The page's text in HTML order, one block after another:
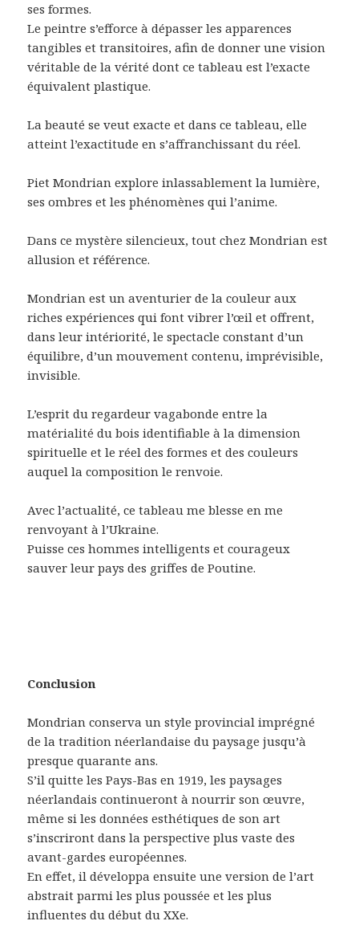
ses formes.
Le peintre s’efforce à dépasser les apparences
tangibles et transitoires, afin de donner une vision
véritable de la vérité dont ce tableau est l’exacte
équivalent plastique.
La beauté se veut exacte et dans ce tableau, elle
atteint l’exactitude en s’affranchissant du réel.
Piet Mondrian explore inlassablement la lumière,
ses ombres et les phénomènes qui l’anime.
Dans ce mystère silencieux, tout chez Mondrian est
allusion et référence.
Mondrian est un aventurier de la couleur aux
riches expériences qui font vibrer l’œil et offrent,
dans leur intériorité, le spectacle constant d’un
équilibre, d’un mouvement contenu, imprévisible,
invisible.
L’esprit du regardeur vagabonde entre la
matérialité du bois identifiable à la dimension
spirituelle et le réel des formes et des couleurs
auquel la composition le renvoie.
Avec l’actualité, ce tableau me blesse en me
renvoyant à l’Ukraine.
Puisse ces hommes intelligents et courageux
sauver leur pays des griffes de Poutine.
Conclusion
Mondrian conserva un style provincial imprégné
de la tradition néerlandaise du paysage jusqu’à
presque quarante ans.
S’il quitte les Pays-Bas en 1919, les paysages
néerlandais continueront à nourrir son œuvre,
même si les données esthétiques de son art
s’inscriront dans la perspective plus vaste des
avant-gardes européennes.
En effet, il développa ensuite une version de l’art
abstrait parmi les plus poussée et les plus
influentes du début du XXe.